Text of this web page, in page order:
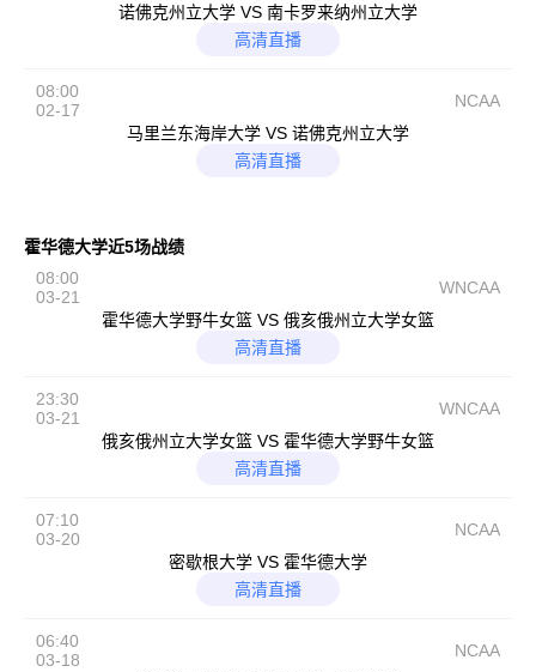
诺佛克州立大学 VS 南卡罗来纳州立大学
高清直播
08:00
02-17
NCAA
马里兰东海岸大学 VS 诺佛克州立大学
高清直播
霍华德大学近5场战绩
08:00
03-21
WNCAA
霍华德大学野牛女篮 VS 俄亥俄州立大学女篮
高清直播
23:30
03-21
WNCAA
俄亥俄州立大学女篮 VS 霍华德大学野牛女篮
高清直播
07:10
03-20
NCAA
密歇根大学 VS 霍华德大学
高清直播
06:40
03-18
NCAA